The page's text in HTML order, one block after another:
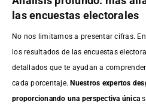
las encuestas electorales
No nos limitamos a presentar cifras.
los resultados de las encuestas
detallados que te ayudan a
cada porcentaje.Nuestros expertos
proporcionando una perspectiva única